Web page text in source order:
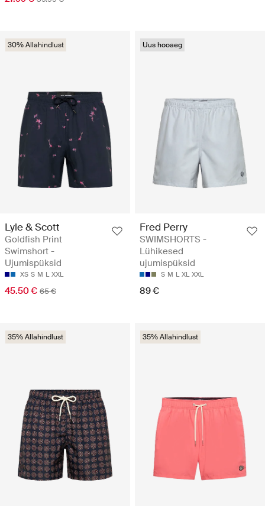
30% Allahindlust
Lyle & Scott
Goldfish Print
Swimshort -
Ujumispüksid
XS S M L XXL
45.50 € 65 €
Uus hooaeg
Fred Perry
SWIMSHORTS -
Lühikesed
ujumispüksid
S M L XL XXL
89 €
35% Allahindlust 35% Allahindlust